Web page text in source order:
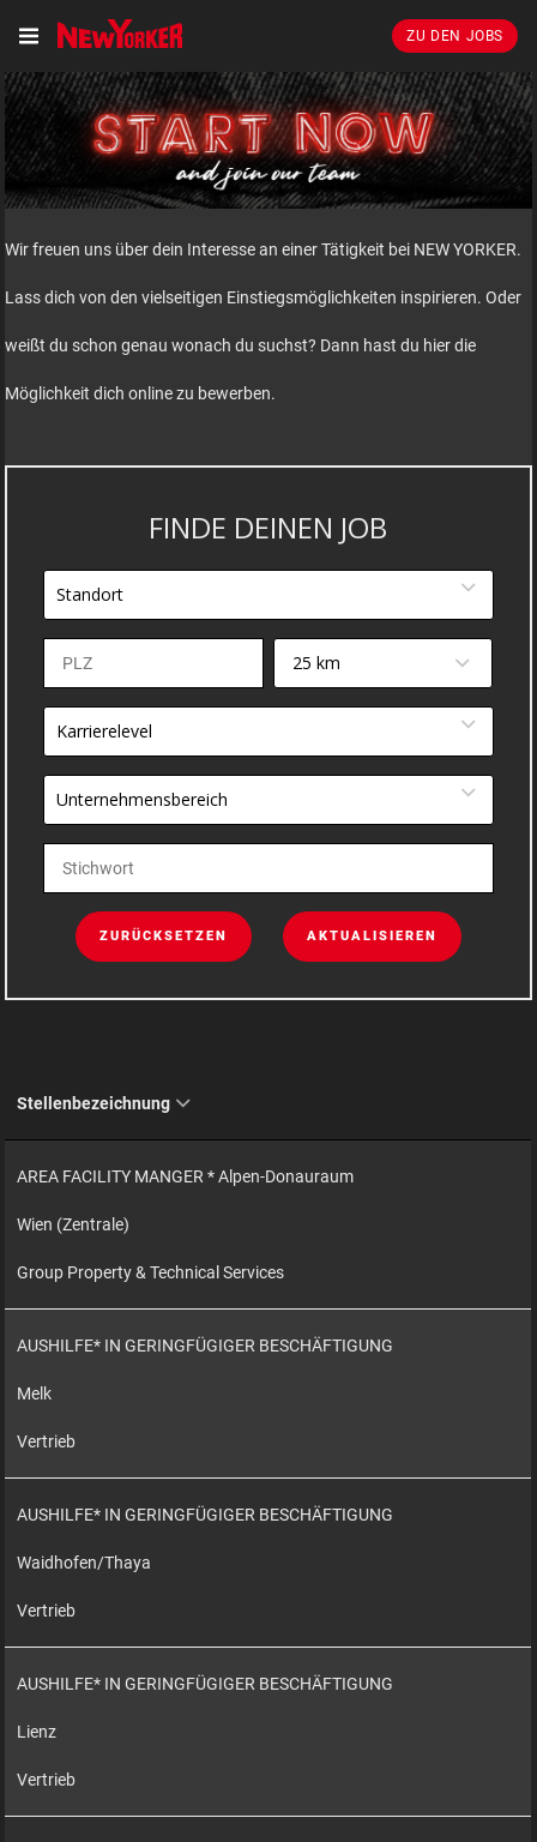
ZU DEN JOBS
Wir freuen uns über dein Interesse an einer Tätigkeit bei NEW YORKER.
Lass dich von den vielseitigen Einstiegsmöglichkeiten inspirieren. Oder
weißt du schon genau wonach du suchst? Dann hast du hier die
Möglichkeit dich online zu bewerben.
FINDE DEINEN JOB
Standort
25 km
Karrierelevel
Unternehmensbereich
ZURÜCKSETZEN AKTUALISIEREN
Stellenbezeichnung
AREA FACILITY MANGER * Alpen-Donauraum
Wien (Zentrale)
Group Property & Technical Services
AUSHILFE* IN GERINGFÜGIGER BESCHÄFTIGUNG
Melk
Vertrieb
AUSHILFE* IN GERINGFÜGIGER BESCHÄFTIGUNG
Waidhofen/Thaya
Vertrieb
AUSHILFE* IN GERINGFÜGIGER BESCHÄFTIGUNG
Lienz
Vertrieb